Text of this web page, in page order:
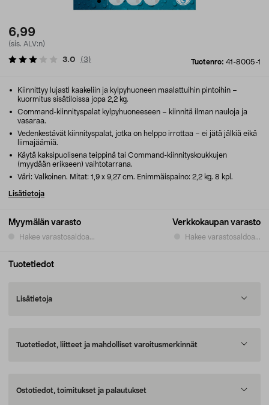
6,99
(sis. ALV:n)
Tuotenro: 41-8005-1
3.0 (3)
Myymälän varasto
Hakee varastosaldoa...
Verkkokaupan varasto
Hakee varastosaldoa...
Kiinnittyy lujasti kaakeliin ja kylpyhuoneen maalattuihin pintoihin –
kuormitus sisätiloissa jopa 2,2 kg.
Command-kiinnityspalat kylpyhuoneeseen – kiinnitä ilman nauloja ja
vasaraa.
Vedenkestävät kiinnityspalat, jotka on helppo irrottaa – ei jätä jälkiä eikä
liimajäämiä.
Käytä kaksipuolisena teippinä tai Command-kiinnityskoukkujen
(myydään erikseen) vaihtotarrana.
Väri: Valkoinen. Mitat: 1,9 x 9,27 cm. Enimmäispaino: 2,2 kg. 8 kpl.
Lisätietoja
Tuotetiedot
Lisätietoja
Tuotetiedot, liitteet ja mahdolliset varoitusmerkinnät
Ostotiedot, toimitukset ja palautukset